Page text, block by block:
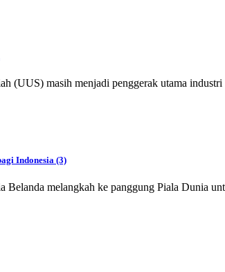
masih menjadi penggerak utama
Indonesia (3)
melangkah ke panggung Piala Dunia